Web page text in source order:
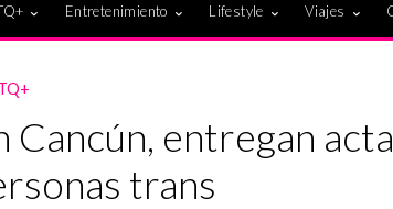
Entretenimiento Lifestyle Viajes
Cancún, entregan
trans